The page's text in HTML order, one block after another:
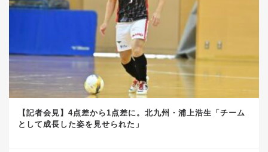
【記者会見】4点差から1点差に。北九州・浦上浩生「チーム
として成長した姿を見せられた」